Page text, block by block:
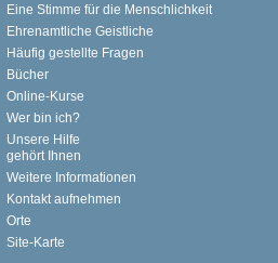
Eine Stimme für die Menschlichkeit
Ehrenamtliche Geistliche
Häufig gestellte Fragen
Bücher
Online-Kurse
Wer bin ich?
Unsere Hilfe
gehört Ihnen
Weitere Informationen
Kontakt aufnehmen
Orte
Site-Karte